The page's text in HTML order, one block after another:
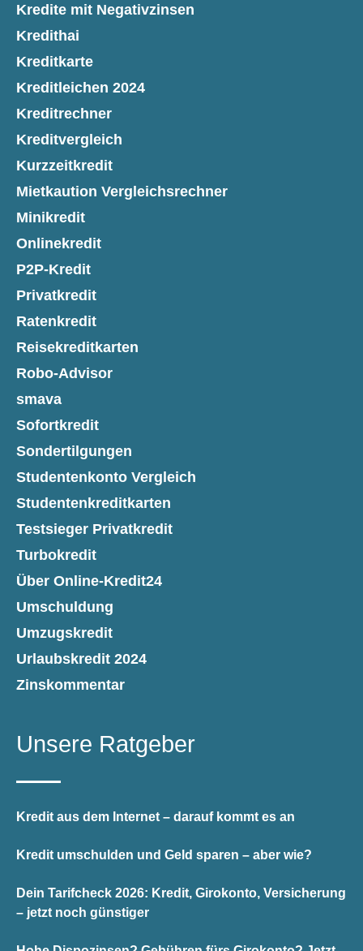
Kredite mit Negativzinsen
Kredithai
Kreditkarte
Kreditleichen 2024
Kreditrechner
Kreditvergleich
Kurzzeitkredit
Mietkaution Vergleichsrechner
Minikredit
Onlinekredit
P2P-Kredit
Privatkredit
Ratenkredit
Reisekreditkarten
Robo-Advisor
smava
Sofortkredit
Sondertilgungen
Studentenkonto Vergleich
Studentenkreditkarten
Testsieger Privatkredit
Turbokredit
Über Online-Kredit24
Umschuldung
Umzugskredit
Urlaubskredit 2024
Zinskommentar
Unsere Ratgeber
Kredit aus dem Internet – darauf kommt es an
Kredit umschulden und Geld sparen – aber wie?
Dein Tarifcheck 2026: Kredit, Girokonto, Versicherung
– jetzt noch günstiger